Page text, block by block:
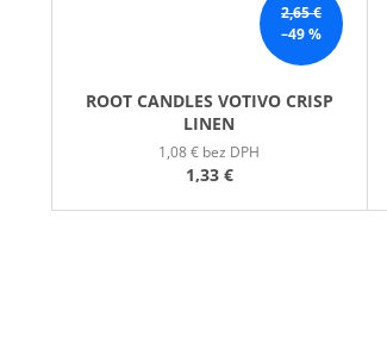
2,65 €
–49 %
ROOT CANDLES VOTIVO CRISP
LINEN
1,08 € bez DPH
1,33 €